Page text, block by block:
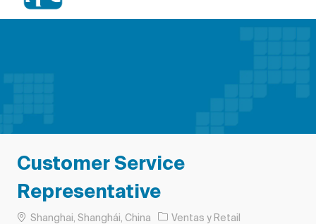
Customer Service
Representative
Ubicación
Shanghai, Shanghái, China Categoría
Ventas y Retail